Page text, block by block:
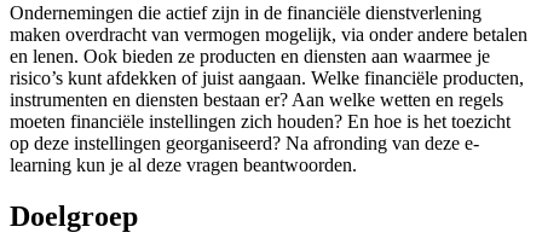
Ondernemingen die actief zijn in de financiële dienstverlening
maken overdracht van vermogen mogelijk, via onder andere betalen
en lenen. Ook bieden ze producten en diensten aan waarmee je
risico’s kunt afdekken of juist aangaan. Welke financiële producten,
instrumenten en diensten bestaan er? Aan welke wetten en regels
moeten financiële instellingen zich houden? En hoe is het toezicht
op deze instellingen georganiseerd? Na afronding van deze e-
learning kun je al deze vragen beantwoorden.
Doelgroep